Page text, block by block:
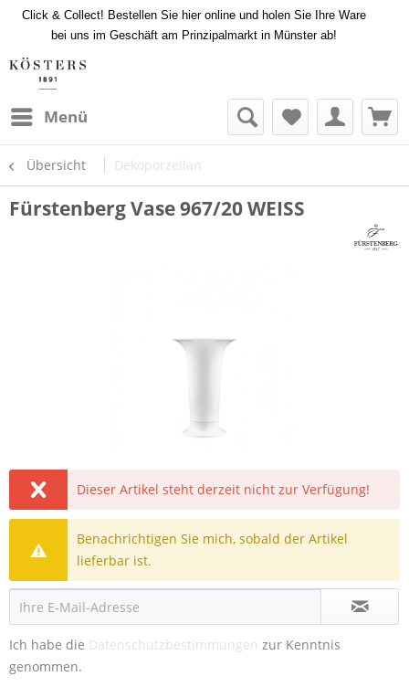
Click & Collect! Bestellen Sie hier online und holen Sie Ihre Ware
bei uns im Geschäft am Prinzipalmarkt in Münster ab!
Menü
Übersicht Dekoporzellan
Fürstenberg Vase 967/20 WEISS
Dieser Artikel steht derzeit nicht zur Verfügung!
Benachrichtigen Sie mich, sobald der Artikel
lieferbar ist.
Ich habe die Datenschutzbestimmungen zur Kenntnis
genommen.